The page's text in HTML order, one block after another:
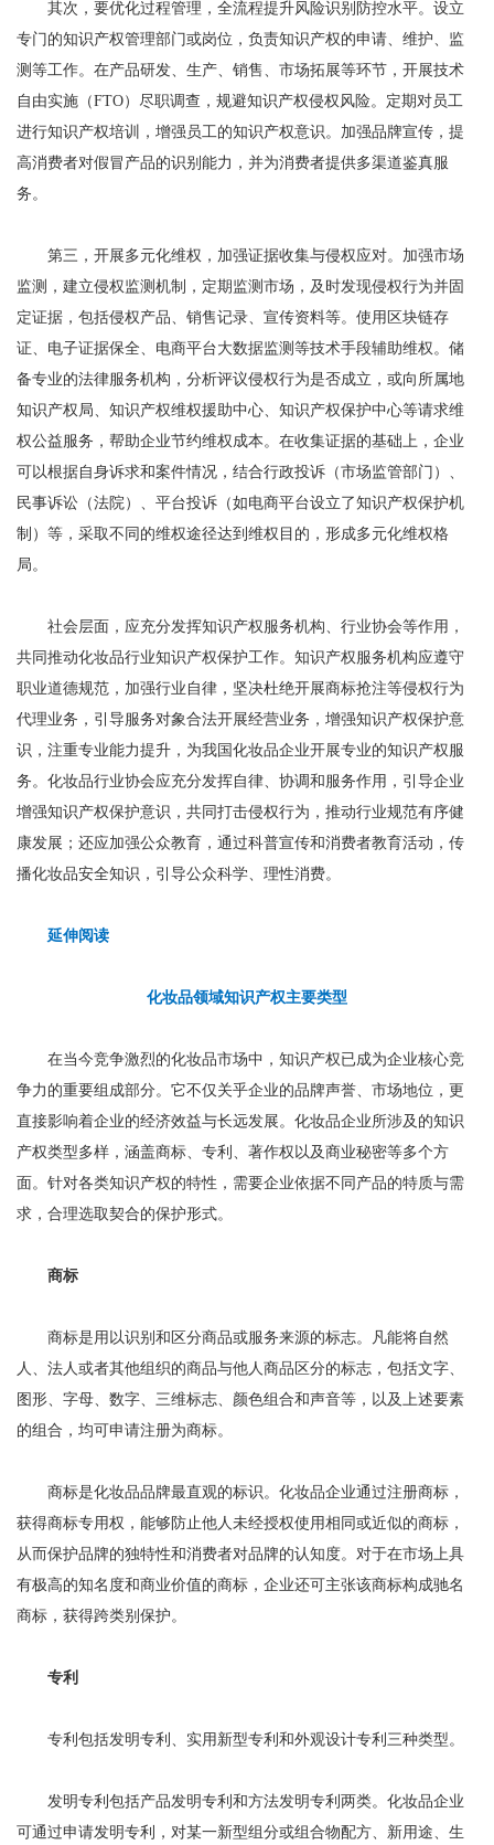
其次，要优化过程管理，全流程提升风险识别防控水平。设立
专门的知识产权管理部门或岗位，负责知识产权的申请、维护、监
测等工作。在产品研发、生产、销售、市场拓展等环节，开展技术
自由实施（FTO）尽职调查，规避知识产权侵权风险。定期对员工
进行知识产权培训，增强员工的知识产权意识。加强品牌宣传，提
高消费者对假冒产品的识别能力，并为消费者提供多渠道鉴真服
务。
第三，开展多元化维权，加强证据收集与侵权应对。加强市场
监测，建立侵权监测机制，定期监测市场，及时发现侵权行为并固
定证据，包括侵权产品、销售记录、宣传资料等。使用区块链存
证、电子证据保全、电商平台大数据监测等技术手段辅助维权。储
备专业的法律服务机构，分析评议侵权行为是否成立，或向所属地
知识产权局、知识产权维权援助中心、知识产权保护中心等请求维
权公益服务，帮助企业节约维权成本。在收集证据的基础上，企业
可以根据自身诉求和案件情况，结合行政投诉（市场监管部门）、
民事诉讼（法院）、平台投诉（如电商平台设立了知识产权保护机
制）等，采取不同的维权途径达到维权目的，形成多元化维权格
局。
社会层面，应充分发挥知识产权服务机构、行业协会等作用，
共同推动化妆品行业知识产权保护工作。知识产权服务机构应遵守
职业道德规范，加强行业自律，坚决杜绝开展商标抢注等侵权行为
代理业务，引导服务对象合法开展经营业务，增强知识产权保护意
识，注重专业能力提升，为我国化妆品企业开展专业的知识产权服
务。化妆品行业协会应充分发挥自律、协调和服务作用，引导企业
增强知识产权保护意识，共同打击侵权行为，推动行业规范有序健
康发展；还应加强公众教育，通过科普宣传和消费者教育活动，传
播化妆品安全知识，引导公众科学、理性消费。
延伸阅读
化妆品领域知识产权主要类型
在当今竞争激烈的化妆品市场中，知识产权已成为企业核心竞
争力的重要组成部分。它不仅关乎企业的品牌声誉、市场地位，更
直接影响着企业的经济效益与长远发展。化妆品企业所涉及的知识
产权类型多样，涵盖商标、专利、著作权以及商业秘密等多个方
面。针对各类知识产权的特性，需要企业依据不同产品的特质与需
求，合理选取契合的保护形式。
商标
商标是用以识别和区分商品或服务来源的标志。凡能将自然
人、法人或者其他组织的商品与他人商品区分的标志，包括文字、
图形、字母、数字、三维标志、颜色组合和声音等，以及上述要素
的组合，均可申请注册为商标。
商标是化妆品品牌最直观的标识。化妆品企业通过注册商标，
获得商标专用权，能够防止他人未经授权使用相同或近似的商标，
从而保护品牌的独特性和消费者对品牌的认知度。对于在市场上具
有极高的知名度和商业价值的商标，企业还可主张该商标构成驰名
商标，获得跨类别保护。
专利
专利包括发明专利、实用新型专利和外观设计专利三种类型。
发明专利包括产品发明专利和方法发明专利两类。化妆品企业
可通过申请发明专利，对某一新型组分或组合物配方、新用途、生